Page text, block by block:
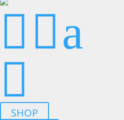
 a

SHOP